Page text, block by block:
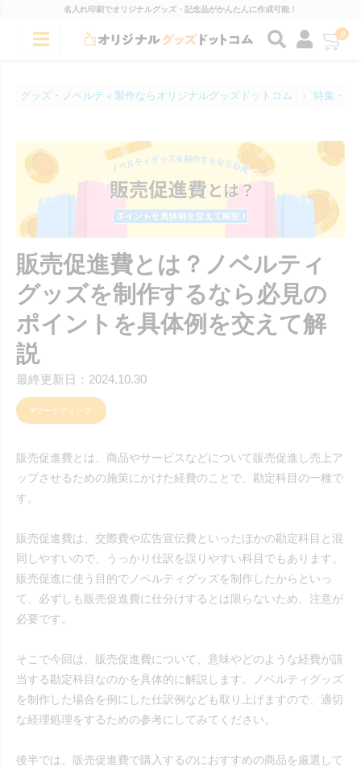
名入れ印刷でオリジナルグッズ・記念品がかんたんに作成可能！
0
グッズ・ノベルティ製作ならオリジナルグッズドットコム 特集・コ
販売促進費とは？ノベルティ
グッズを制作するなら必見の
ポイントを具体例を交えて解
説
最終更新日：2024.10.30
#マーケティング
販売促進費とは、商品やサービスなどについて販売促進し売上ア
ップさせるための施策にかけた経費のことで、勘定科目の一種で
す。
販売促進費は、交際費や広告宣伝費といったほかの勘定科目と混
同しやすいので、うっかり仕訳を誤りやすい科目でもあります。
販売促進に使う目的でノベルティグッズを制作したからといっ
て、必ずしも販売促進費に仕分けするとは限らないため、注意が
必要です。
そこで今回は、販売促進費について、意味やどのような経費が該
当する勘定科目なのかを具体的に解説します。ノベルティグッズ
を制作した場合を例にした仕訳例なども取り上げますので、適切
な経理処理をするための参考にしてみてください。
後半では、販売促進費で購入するのにおすすめの商品を厳選して